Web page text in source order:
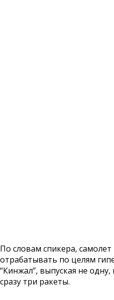
По словам спикера,
отрабатывать по целям
“Кинжал”, выпуская не
сразу три ракеты.